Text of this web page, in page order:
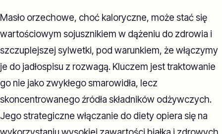
Masło orzechowe, choć kaloryczne, może stać się
wartościowym sojusznikiem w dążeniu do zdrowia i
szczuplejszej sylwetki, pod warunkiem, że włączymy
je do jadłospisu z rozwagą. Kluczem jest traktowanie
go nie jako zwykłego smarowidła, lecz
skoncentrowanego źródła składników odżywczych.
Jego strategiczne włączanie do diety opiera się na